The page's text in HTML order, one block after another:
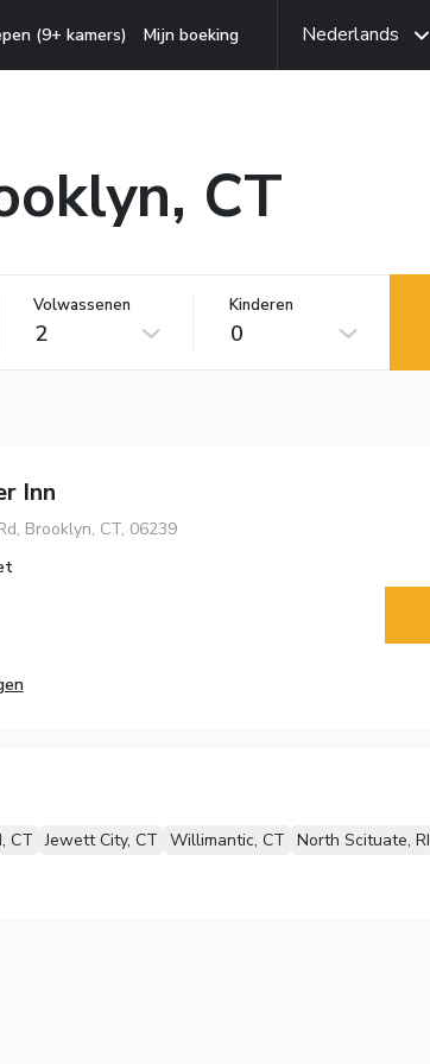
(9+ kamers) Mijn boeking Nederlands
CT
Volwassenen
2
Kinderen
0
Inn
Brooklyn, CT, 06239
CT Jewett City, CT Willimantic, CT North Scituate, RI